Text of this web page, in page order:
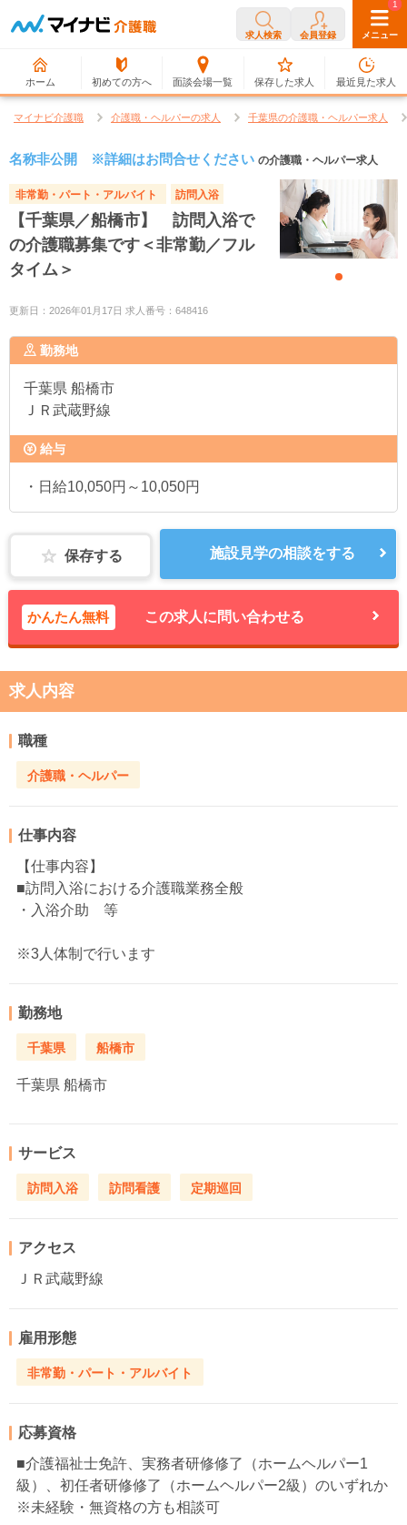
求人検索 会員登録 メニュー
ホーム 初めての方へ 面談会場一覧
0
保存した求人
1
最近見た求人
マイナビ介護職 介護職・ヘルパーの求人 千葉県の介護職・ヘルパー求人
名称非公開 ※詳細はお問合せください の介護職・ヘルパー求人
非常勤・パート・アルバイト 訪問入浴
【千葉県／船橋市】 訪問入浴で
の介護職募集です＜非常勤／フル
タイム＞
更新日：2026年01月17日 求人番号：648416
勤務地
千葉県 船橋市
ＪＲ武蔵野線
給与
・日給10,050円～10,050円
保存する 施設見学の相談をする
かんたん無料 この求人に問い合わせる
求人内容
職種
介護職・ヘルパー
仕事内容
【仕事内容】
■訪問入浴における介護職業務全般
・入浴介助 等
※3人体制で行います
勤務地
千葉県 船橋市
千葉県 船橋市
サービス
訪問入浴 訪問看護 定期巡回
アクセス
ＪＲ武蔵野線
雇用形態
非常勤・パート・アルバイト
応募資格
■介護福祉士免許、実務者研修修了（ホームヘルパー1
級）、初任者研修修了（ホームヘルパー2級）のいずれか
※未経験・無資格の方も相談可